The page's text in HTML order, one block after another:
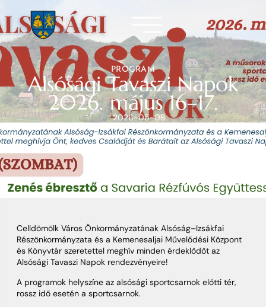
PROGRAM
Alsósági Tavaszi Napok
2026. május 16–17.
2026-05-08
Celldömölk Város Önkormányzatának Alsóság–Izsákfai
Részönkormányzata és a Kemenesaljai Művelődési Központ
és Könyvtár szeretettel meghív minden érdeklődőt az
Alsósági Tavaszi Napok rendezvényeire!
A programok helyszíne az alsósági sportcsarnok előtti tér,
rossz idő esetén a sportcsarnok.